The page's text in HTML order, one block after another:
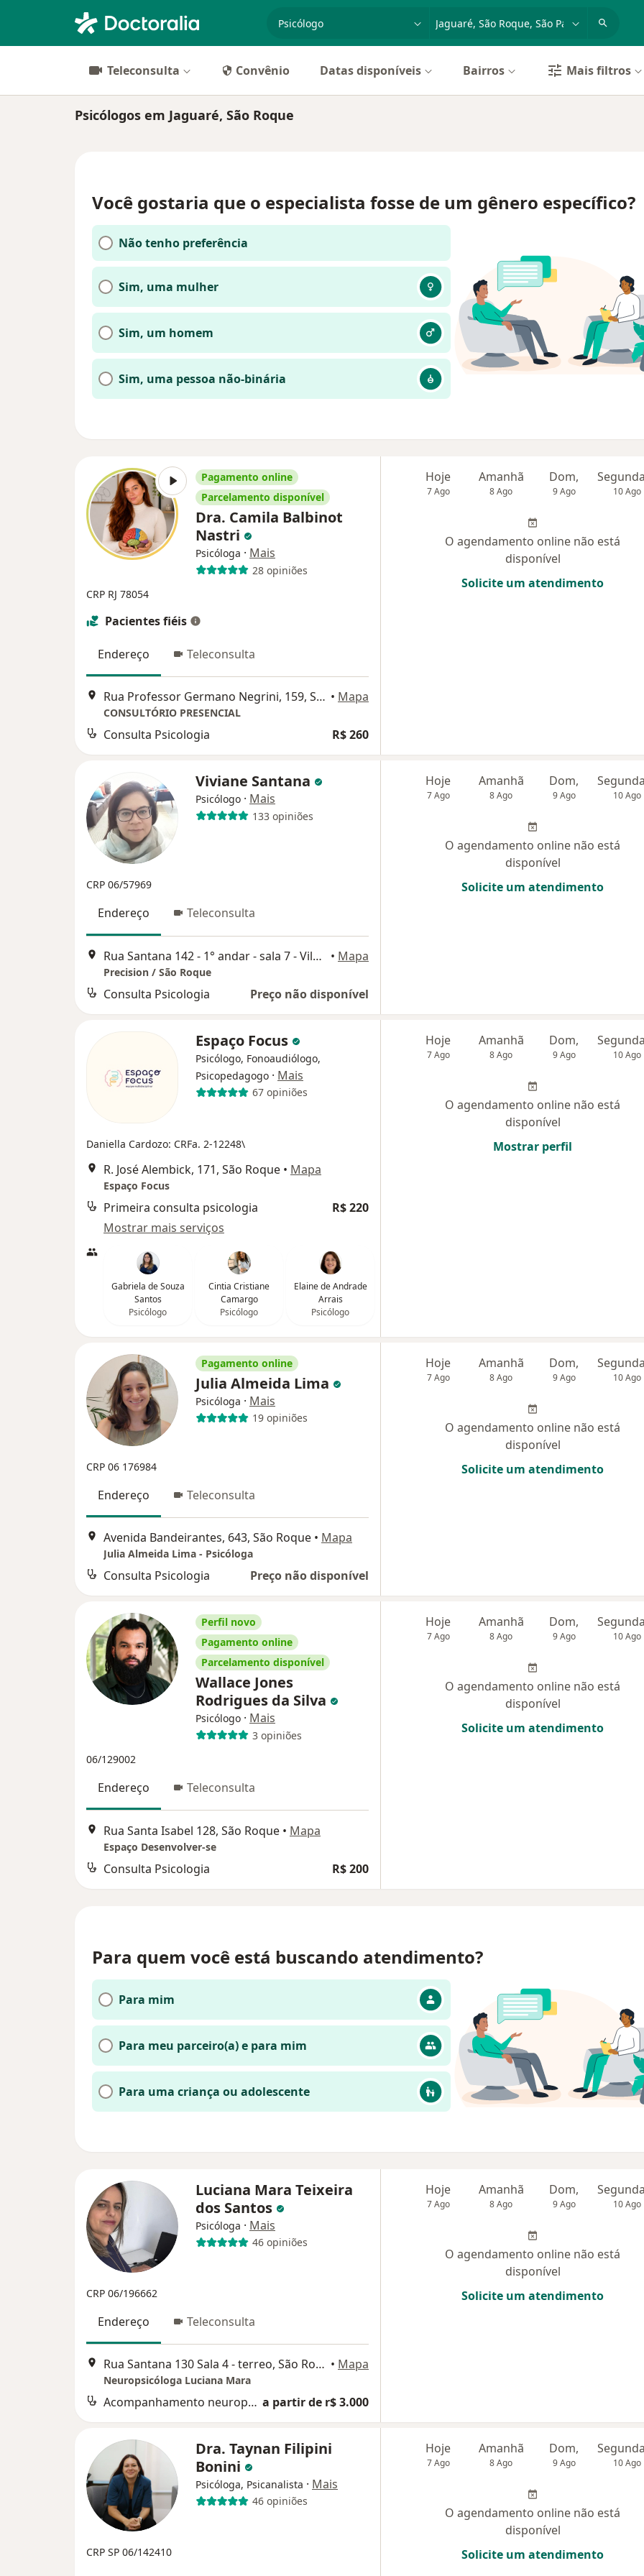
especialidade, doença ou nomecidade ou região
Teleconsulta Convênio Datas disponíveis Bairros Mais filtros
Psicólogos em Jaguaré, São Roque
Você gostaria que o especialista fosse de um gênero específico?
Não tenho preferência
Sim, uma mulher
Sim, um homem
Sim, uma pessoa não-binária
Pagamento online
Parcelamento disponível
Dra. Camila Balbinot
Nastri
Psicóloga · Mais
28 opiniões
CRP RJ 78054
Pacientes fiéis
Endereço Teleconsulta
Rua Professor Germano Negrini, 159, São Roque • Mapa
CONSULTÓRIO PRESENCIAL
Consulta Psicologia R$ 260
Hoje
7 Ago
Amanhã
8 Ago
Dom,
9 Ago 10 Ago
O agendamento online não está
disponível
Solicite um atendimento
Viviane Santana
Psicólogo · Mais
133 opiniões
CRP 06/57969
Endereço Teleconsulta
Rua Santana 142 - 1° andar - sala 7 - Vila Marques, São Roque • Mapa
Precision / São Roque
Consulta Psicologia Preço não disponível
Hoje
7 Ago
Amanhã
8 Ago
Dom,
9 Ago 10 Ago
O agendamento online não está
disponível
Solicite um atendimento
Espaço Focus
Psicólogo, Fonoaudiólogo,
Psicopedagogo · Mais
67 opiniões
Daniella Cardozo: CRFa. 2-12248\
R. José Alembick, 171, São Roque • Mapa
Espaço Focus
Primeira consulta psicologia
R$ 220
Mostrar mais serviços
Gabriela de Souza
Santos
Psicólogo
Cintia Cristiane
Camargo
Psicólogo
Elaine de Andrade
Arrais
Psicólogo
Hoje
7 Ago
Amanhã
8 Ago
Dom,
9 Ago 10 Ago
O agendamento online não está
disponível
Mostrar perfil
Pagamento online
Julia Almeida Lima
Psicóloga · Mais
19 opiniões
CRP 06 176984
Endereço Teleconsulta
Avenida Bandeirantes, 643, São Roque • Mapa
Julia Almeida Lima - Psicóloga
Consulta Psicologia Preço não disponível
Hoje
7 Ago
Amanhã
8 Ago
Dom,
9 Ago 10 Ago
O agendamento online não está
disponível
Solicite um atendimento
Perfil novo
Pagamento online
Parcelamento disponível
Wallace Jones
Rodrigues da Silva
Psicólogo · Mais
3 opiniões
06/129002
Endereço Teleconsulta
Rua Santa Isabel 128, São Roque • Mapa
Espaço Desenvolver-se
Consulta Psicologia R$ 200
Hoje
7 Ago
Amanhã
8 Ago
Dom,
9 Ago 10 Ago
O agendamento online não está
disponível
Solicite um atendimento
Para quem você está buscando atendimento?
Para mim
Para meu parceiro(a) e para mim
Para uma criança ou adolescente
Luciana Mara Teixeira
dos Santos
Psicóloga · Mais
46 opiniões
CRP 06/196662
Endereço Teleconsulta
Rua Santana 130 Sala 4 - terreo, São Roque • Mapa
Neuropsicóloga Luciana Mara
Acompanhamento neuropsicologico TEA - Transtorno de Espectro do Autismo a partir de r$ 3.000
Hoje
7 Ago
Amanhã
8 Ago
Dom,
9 Ago 10 Ago
O agendamento online não está
disponível
Solicite um atendimento
Dra. Taynan Filipini
Bonini
Psicóloga, Psicanalista · Mais
46 opiniões
CRP SP 06/142410
Hoje
7 Ago
Amanhã
8 Ago
Dom,
9 Ago 10 Ago
O agendamento online não está
disponível
Solicite um atendimento